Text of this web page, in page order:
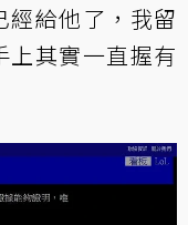
經給他了，我留
上其實一直握有